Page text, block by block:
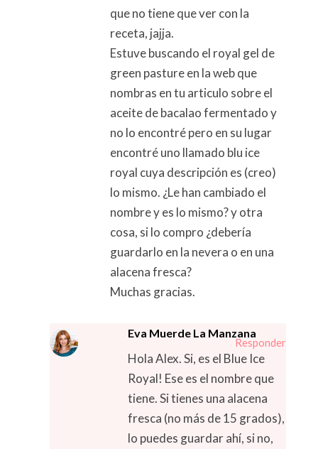
que no tiene que ver con la
receta, jajja.
Estuve buscando el royal gel de
green pasture en la web que
nombras en tu articulo sobre el
aceite de bacalao fermentado y
no lo encontré pero en su lugar
encontré uno llamado blu ice
royal cuya descripción es (creo)
lo mismo. ¿Le han cambiado el
nombre y es lo mismo? y otra
cosa, si lo compro ¿debería
guardarlo en la nevera o en una
alacena fresca?
Muchas gracias.
Responder
Eva Muerde La Manzana
Hola Alex. Si, es el Blue Ice
Royal! Ese es el nombre que
tiene. Si tienes una alacena
fresca (no más de 15 grados),
lo puedes guardar ahí, si no,